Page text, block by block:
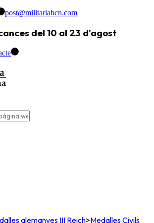
post@militariabcn.com
del 10 al 23 d'agost
alemanyes III Reich>Medalles Civils